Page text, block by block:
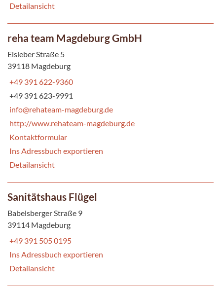
Detailansicht
reha team Magdeburg GmbH
Eisleber Straße 5
39118 Magdeburg
+49 391 622-9360
+49 391 623-9991
info@rehateam-magdeburg.de
http://www.rehateam-magdeburg.de
Kontaktformular
Ins Adressbuch exportieren
Detailansicht
Sanitätshaus Flügel
Babelsberger Straße 9
39114 Magdeburg
+49 391 505 0195
Ins Adressbuch exportieren
Detailansicht